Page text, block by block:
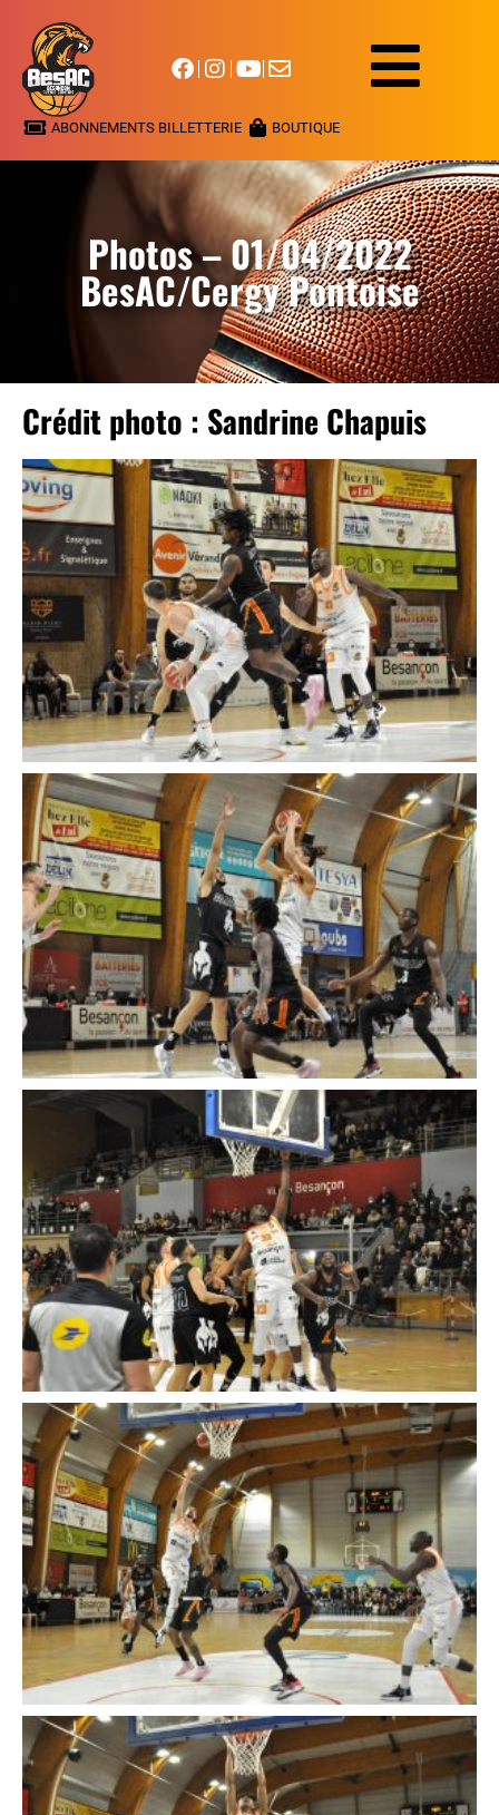
ABONNEMENTS BILLETTERIE BOUTIQUE
Photos – 01/04/2022
BesAC/Cergy Pontoise
Crédit photo : Sandrine Chapuis